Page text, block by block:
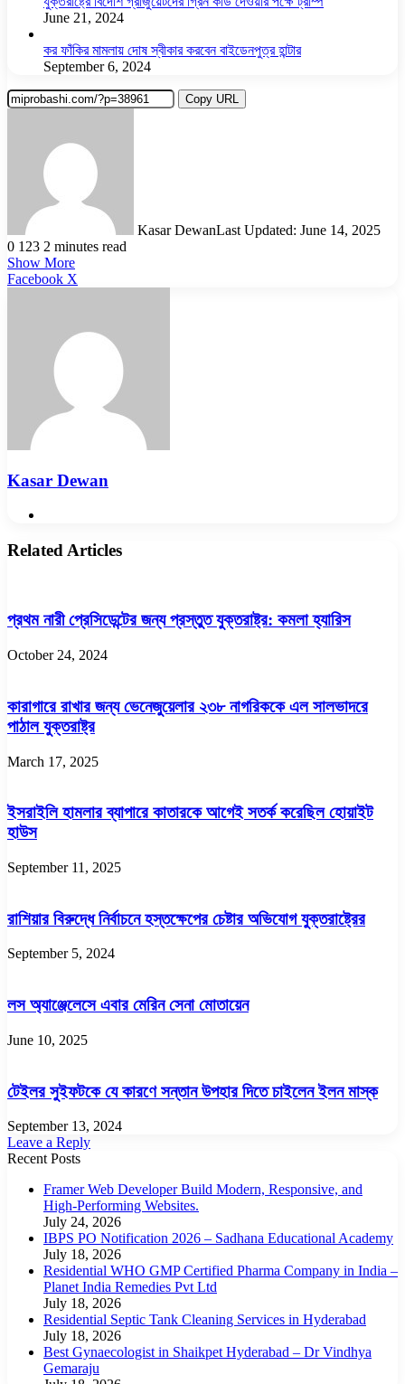
June 21, 2024
কর ফাঁকির মামলায় দোষ স্বীকার করবেন বাইডেনপুত্র হান্টার
September 6, 2024
Copy URL
Kasar DewanLast Updated: June 14, 2025
0 123 2 minutes read
Show More
Facebook X
Kasar Dewan
Related Articles
প্রথম নারী প্রেসিডেন্টের জন্য প্রস্তুত যুক্তরাষ্ট্র: কমলা হ্যারিস
October 24, 2024
কারাগারে রাখার জন্য ভেনেজুয়েলার ২৩৮ নাগরিককে এল সালভাদরে
পাঠাল যুক্তরাষ্ট্র
March 17, 2025
ইসরাইলি হামলার ব্যাপারে কাতারকে আগেই সতর্ক করেছিল হোয়াইট
হাউস
September 11, 2025
রাশিয়ার বিরুদ্ধে নির্বাচনে হস্তক্ষেপের চেষ্টার অভিযোগ যুক্তরাষ্ট্রের
September 5, 2024
লস অ্যাঞ্জেলেসে এবার মেরিন সেনা মোতায়েন
June 10, 2025
টেইলর সুইফটকে যে কারণে সন্তান উপহার দিতে চাইলেন ইলন মাস্ক
September 13, 2024
Leave a Reply
Recent Posts
Framer Web Developer Build Modern, Responsive, and
High-Performing Websites.
July 24, 2026
IBPS PO Notification 2026 – Sadhana Educational Academy
July 18, 2026
Residential WHO GMP Certified Pharma Company in India –
Planet India Remedies Pvt Ltd
July 18, 2026
Residential Septic Tank Cleaning Services in Hyderabad
July 18, 2026
Best Gynaecologist in Shaikpet Hyderabad – Dr Vindhya
Gemaraju